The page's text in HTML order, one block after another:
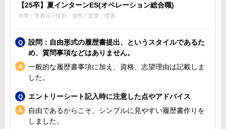
【25卒】夏インターンES(オペレーション総合職)
大学：非表示 / 性別：女性 / 文理：理系
設問：自由形式の履歴書提出、というスタイルであるた
め、質問事項などはありません。
一般的な履歴書事項に加え、資格、志望理由は記載しま
した。
エントリーシート記入時に注意した点やアドバイス
自由であるからこそ、シンプルに見やすい履歴書作りを
しました。